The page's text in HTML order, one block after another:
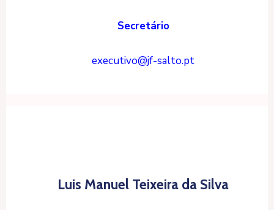
Secretário
executivo@jf-salto.pt
Luis Manuel Teixeira da Silva